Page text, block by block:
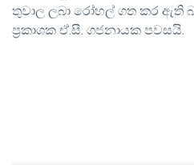
තුවාල ලබා රෝහල් ගත කර ඇති
ප්‍රකාශක ඒ.සී. ගජනායක පවසයි.